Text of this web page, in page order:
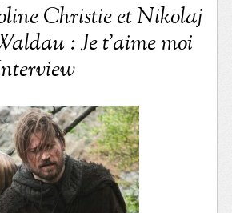
Christie et Nikolaj
: Je t’aime moi